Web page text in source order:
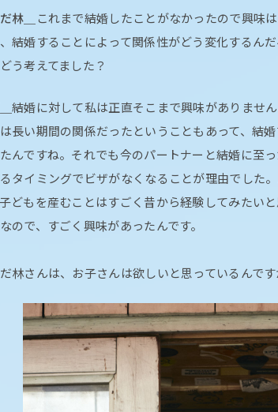
林＿
これまで結婚したことがなかったので興味
結婚することによって関係性がどう変化するん
う考えてました？
結婚に対して私は正直そこまで興味がありませ
長い期間の関係だったということもあって、結
んですね。それでも今のパートナーと結婚に至
タイミングでビザがなくなることが理由でした
どもを産むことはすごく昔から経験してみたい
ので、すごく興味があったんです。
林さんは、お子さんは欲しいと思っているんです